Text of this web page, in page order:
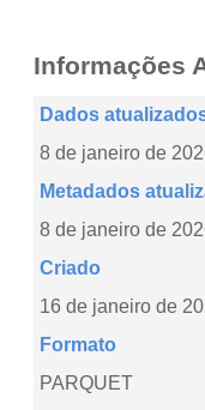
Informações
Dados
8 de janeiro de
Metadados
8 de janeiro de
Criado
16 de janeiro de
Formato
PARQUET